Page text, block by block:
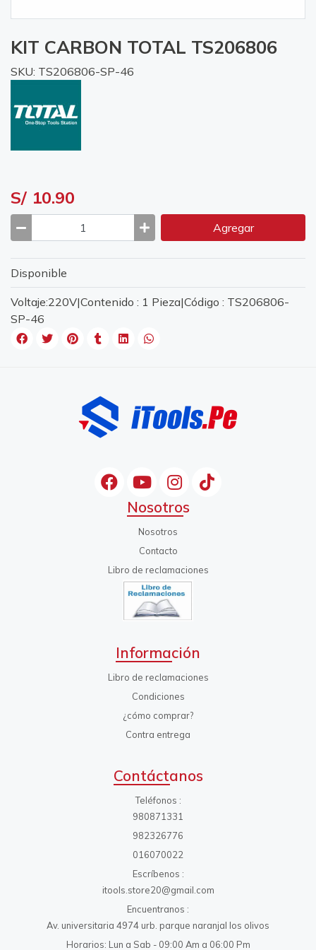
KIT CARBON TOTAL TS206806
SKU: TS206806-SP-46
S/ 10.90
Agregar
Disponible
Voltaje:220V|Contenido : 1 Pieza|Código : TS206806-
SP-46
Nosotros
Nosotros
Contacto
Libro de reclamaciones
Información
Libro de reclamaciones
Condiciones
¿cómo comprar?
Contra entrega
Contáctanos
Teléfonos
980871331
982326776
016070022
Escríbenos
itools.store20@gmail.com
Encuentranos
Av. universitaria 4974 urb. parque naranjal los olivos
Horarios: Lun a Sab - 09:00 Am a 06:00 Pm